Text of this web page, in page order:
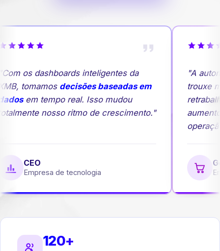
os dashboards inteligentes da
tomamosdecisões baseadas em
em tempo real. Isso mudou
nosso ritmo de crescimento."
CEO
Empresa de tecnologia
"A
trouxe
aumento
120+